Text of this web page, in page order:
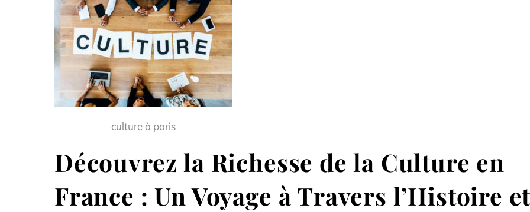
culture à paris
Découvrez la Richesse de la Culture en
France : Un Voyage à Travers l’Histoire et